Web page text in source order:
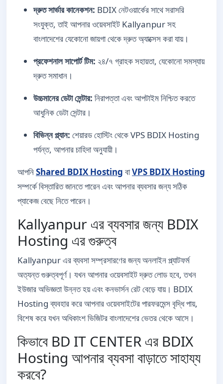
দ্রুত সার্ভার কানেকশন: BDIX নেটওয়ার্কের সাথে সরাসরি
সংযুক্ত, তাই আপনার ওয়েবসাইট Kallyanpur সহ
বাংলাদেশের যেকোনো জায়গা থেকে দ্রুত অ্যাক্সেস করা যায়।
প্রফেশনাল সাপোর্ট টিম: ২৪/৭ গ্রাহক সহায়তা, যেকোনো সমস্যায়
দ্রুত সমাধান।
উচ্চমানের ডেটা সেন্টার: নিরাপত্তা এবং আপটাইম নিশ্চিত করতে
আধুনিক ডেটা সেন্টার।
বিভিন্ন প্ল্যান: শেয়ারড হোস্টিং থেকে VPS BDIX Hosting
পর্যন্ত, আপনার চাহিদা অনুযায়ী।
আপনিShared BDIX Hosting বাVPS BDIX Hosting
সম্পর্কে বিস্তারিত জানতে পারেন এবং আপনার ব্যবসার জন্য সঠিক
প্যাকেজ বেছে নিতে পারেন।
Kallyanpur এর ব্যবসার জন্য BDIX
Hosting এর গুরুত্ব
Kallyanpur এর ব্যবসা সম্প্রসারণের জন্য অনলাইন প্ল্যাটফর্ম
অত্যন্ত গুরুত্বপূর্ণ। যখন আপনার ওয়েবসাইট দ্রুত লোড হবে, তখন
ইউজার অভিজ্ঞতা উন্নত হয় এবং কনভার্সন রেট বেড়ে যায়। BDIX
Hosting ব্যবহার করে আপনার ওয়েবসাইটের পারফরমেন্স বৃদ্ধি পায়,
বিশেষ করে যখন অধিকাংশ ভিজিটর বাংলাদেশের ভেতর থেকে আসে।
কিভাবে BD IT CENTER এর BDIX
Hosting আপনার ব্যবসা বাড়াতে সাহায্য
করবে?